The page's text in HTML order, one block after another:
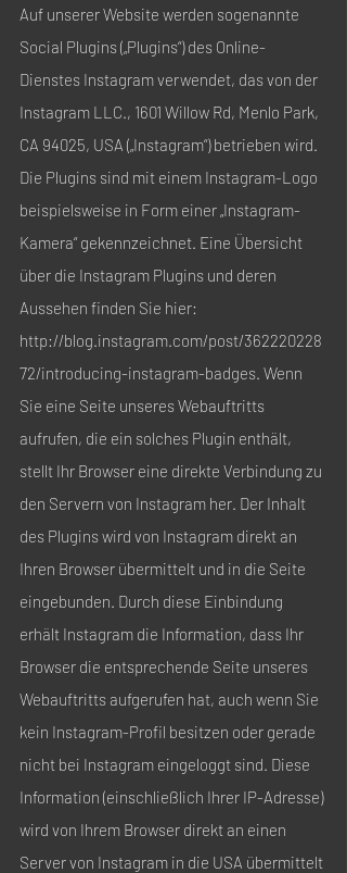
Auf unserer Website werden sogenannte
Social Plugins („Plugins“) des Online-
Dienstes Instagram verwendet, das von der
Instagram LLC., 1601 Willow Rd, Menlo Park,
CA 94025, USA („Instagram“) betrieben wird.
Die Plugins sind mit einem Instagram-Logo
beispielsweise in Form einer „Instagram-
Kamera“ gekennzeichnet. Eine Übersicht
über die Instagram Plugins und deren
Aussehen finden Sie hier:
http://blog.instagram.com/post/362220228
72/introducing-instagram-badges. Wenn
Sie eine Seite unseres Webauftritts
aufrufen, die ein solches Plugin enthält,
stellt Ihr Browser eine direkte Verbindung zu
den Servern von Instagram her. Der Inhalt
des Plugins wird von Instagram direkt an
Ihren Browser übermittelt und in die Seite
eingebunden. Durch diese Einbindung
erhält Instagram die Information, dass Ihr
Browser die entsprechende Seite unseres
Webauftritts aufgerufen hat, auch wenn Sie
kein Instagram-Profil besitzen oder gerade
nicht bei Instagram eingeloggt sind. Diese
Information (einschließlich Ihrer IP-Adresse)
wird von Ihrem Browser direkt an einen
Server von Instagram in die USA übermittelt